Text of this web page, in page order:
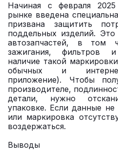
Начиная с февраля
рынке введена
призвана защитить
поддельных изделий.
автозапчастей, в том
зажигания, фильтров
наличие такой
обычных и
приложение). Чтобы
производителе,
детали, нужно
упаковке. Если данные не
или маркировка
воздержаться.
Выводы